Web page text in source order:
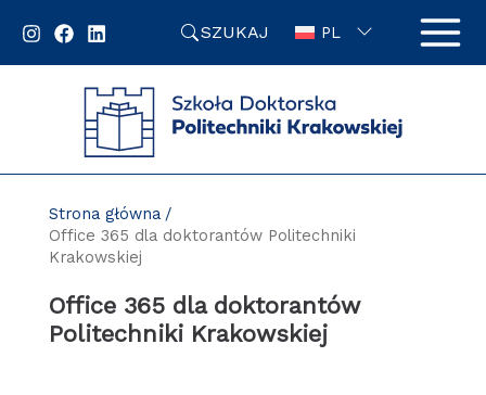
SZUKAJ PL
Strona główna
Office 365 dla doktorantów Politechniki
Krakowskiej
Office 365 dla doktorantów
Politechniki Krakowskiej